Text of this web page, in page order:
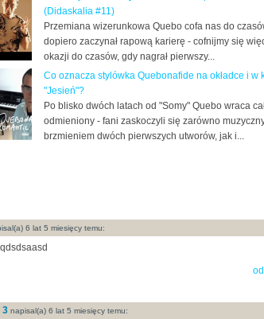
(Didaskalia #11)
Przemiana wizerunkowa Quebo cofa nas do
dopiero zaczynał rapową karierę - cofnijmy się
okazji do czasów, gdy nagrał pierwszy...
Co oznacza stylówka Quebonafide na okładce i w
"Jesień"?
Po blisko dwóch latach od "Somy" Quebo wraca
odmieniony - fani zaskoczyli się zarówno
brzmieniem dwóch pierwszych utworów, jak i...
6 lat 5 miesięcy temu:
qdsdsaasd
3 napisal(a) 6 lat 5 miesięcy temu: